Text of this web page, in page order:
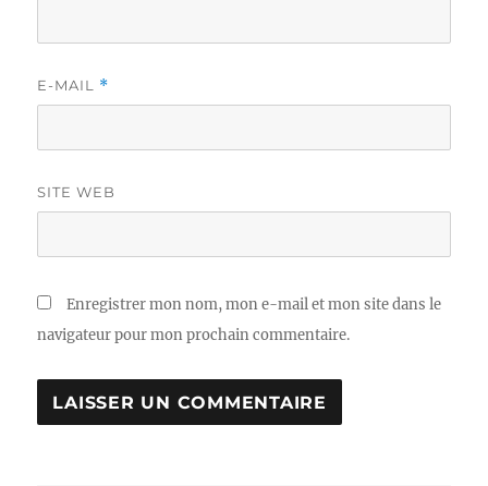
E-MAIL *
SITE WEB
Enregistrer mon nom, mon e-mail et mon site dans le
navigateur pour mon prochain commentaire.